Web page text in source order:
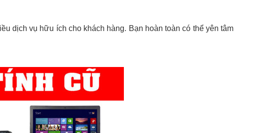
dịch vụ hữu ích cho khách hàng. Bạn hoàn toàn có thể yên tâm